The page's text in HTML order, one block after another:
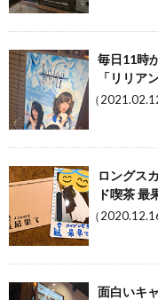
毎日11時
「リリア
（
ロングス
ド喫茶 最
（
面白いキ